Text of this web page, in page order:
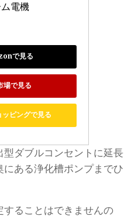
電機
で見る
場で見る
ピングで見る
ダブルコンセントに延長
ある浄化槽ポンプまでひ
ることはできませんの